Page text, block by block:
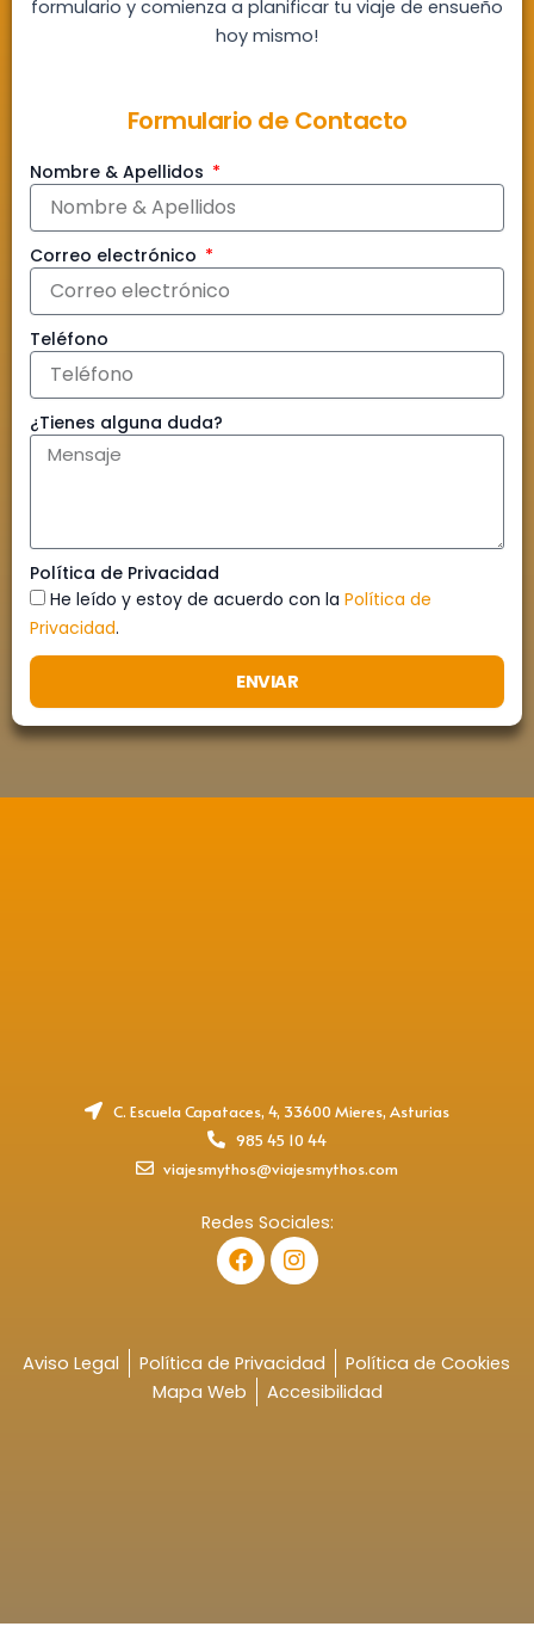
formulario y comienza a planificar tu viaje de ensueño
hoy mismo!
Formulario de Contacto
Nombre & Apellidos
Correo electrónico
Teléfono
¿Tienes alguna duda?
Política de Privacidad
He leído y estoy de acuerdo con la Política de
Privacidad.
ENVIAR
C. Escuela Capataces, 4, 33600 Mieres, Asturias
985 45 10 44
viajesmythos@viajesmythos.com
Redes Sociales:
F
a
c
o
o
I
n
s
g
r
Aviso Legal Política de Privacidad
Política de Cookies
Mapa Web
Accesibilidad